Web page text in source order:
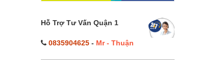
Hỗ Trợ Tư Vấn Quận 1
0835904625- Mr - Thuận